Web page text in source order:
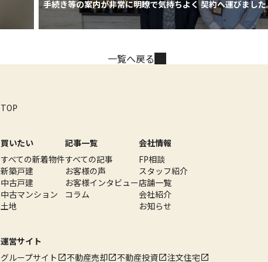
手続き等の案内が非常に明瞭で気持ちよく 契約へ運びまし
一覧へ戻る
TOP
買いたい
すべての新着物件
新築戸建
中古戸建
中古マンション
土地
記事一覧
すべての記事
お客様の声
お客様インタビュー
コラム
会社情報
FP相談
スタッフ紹介
店舗一覧
会社紹介
お知らせ
運営サイト
グループサイト
不動産売却 不動産投資 注文住宅